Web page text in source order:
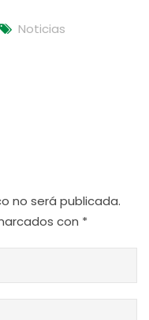
Noticias
no será publicada.
con *